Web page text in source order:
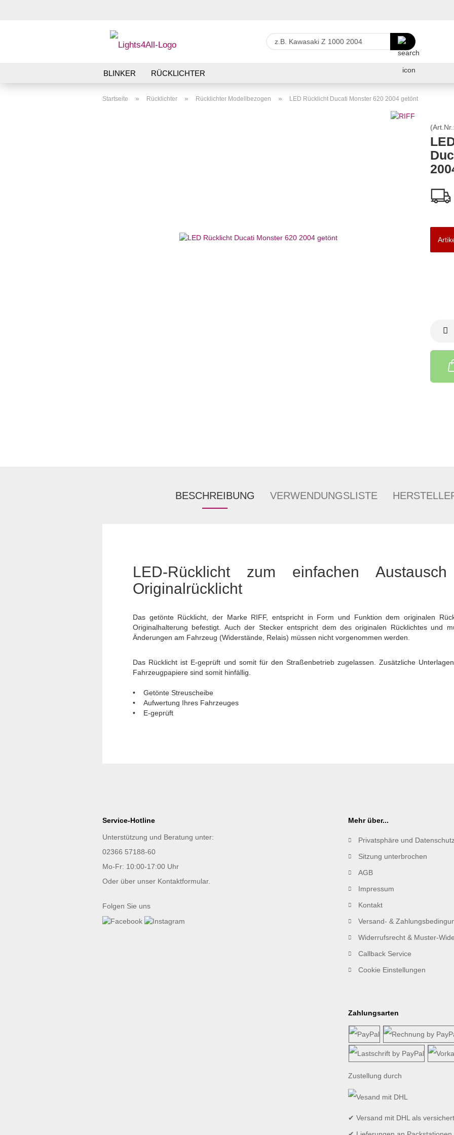
Lieferland z.B.
Kawasaki
Z
1000
BLINKER RÜCKLICHTER
Startseite » Rücklichter » Rücklichter Modellbezogen » LED Rücklicht Ducati Monster 620 2004 getönt
BESCHREIBUNG VERWENDUNGSLISTE
LED-Rücklicht zum einfachen
Originalrücklicht
Das getönte Rücklicht, der Marke RIFF, entspricht in Form und Funktion dem originalen
Originalhalterung befestigt. Auch der Stecker entspricht dem des originalen Rücklichtes und
Änderungen am Fahrzeug (Widerstände, Relais) müssen nicht vorgenommen werden.
Das Rücklicht ist E-geprüft und somit für den Straßenbetrieb zugelassen. Zusätzliche
Fahrzeugpapiere sind somit hinfällig.
• Getönte Streuscheibe
• Aufwertung Ihres Fahrzeuges
• E-geprüft
Service-Hotline
Unterstützung und Beratung unter:
02366 57188-60
Mo-Fr: 10:00-17:00 Uhr
Oder über unser Kontaktformular.
Folgen Sie uns
Mehr über...
Privatsphäre und
Sitzung unterbrochen
AGB
Impressum
Kontakt
Versand- &
Widerrufsrecht & Muster-
Callback Service
Cookie Einstellungen
Zahlungsarten
Zustellung durch
✔ Versand mit DHL als